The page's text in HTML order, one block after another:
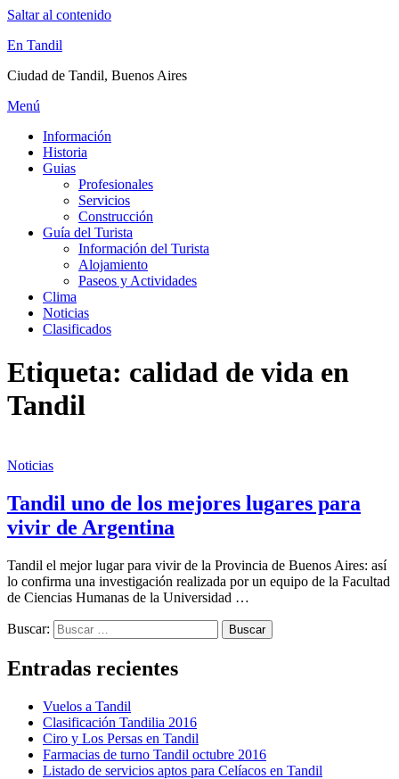
Saltar al contenido
En Tandil
Ciudad de Tandil, Buenos Aires
Menú
Información
Historia
Guias
Profesionales
Servicios
Construcción
Guía del Turista
Información del Turista
Alojamiento
Paseos y Actividades
Clima
Noticias
Clasificados
Etiqueta: calidad de vida en
Tandil
Noticias
Tandil uno de los mejores lugares para
vivir de Argentina
Tandil el mejor lugar para vivir de la Provincia de Buenos Aires: así
lo confirma una investigación realizada por un equipo de la Facultad
de Ciencias Humanas de la Universidad …
Buscar:
Entradas recientes
Vuelos a Tandil
Clasificación Tandilia 2016
Ciro y Los Persas en Tandil
Farmacias de turno Tandil octubre 2016
Listado de servicios aptos para Celíacos en Tandil